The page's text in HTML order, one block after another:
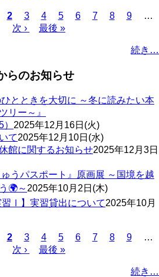
カ
レ
ー
2 Page
3 Page
4 Page
5 Page
6 Page
7 Page
8 Page
9
…
次
次 ›
最
ジ
最後 »
続き…
らのお知らせ
とときを大切に ～冬に読みたい本
リー～』
2025年12月16日(火)
て2025年12月10日(水)
館に関するお知らせ2025年12月3日
うパスポート』原画展 ～国境を越
🌍～ 2025年10月2日(木)
習Ⅰ】実習貸出について2025年10月
カ
レ
2 Page
3 Page
4 Page
5 Page
6 Page
7 Page
8 Page
9
…
次
次 ›
最
最後 »
続き…